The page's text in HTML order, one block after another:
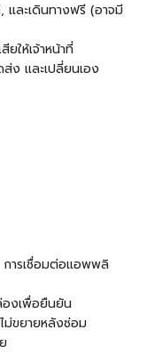
และเดินทางฟรี (อาจมี
ให้เจ้าหน้าที่
ง และเปลี่ยนเอง
ารเชื่อมต่อแอพพลิ
องเพื่อยืนยัน
ม่ขยายหลังซ่อม